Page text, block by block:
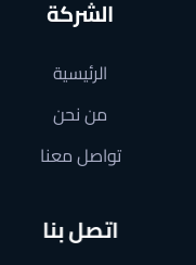
الشركة
الرئيسية
من نحن
تواصل معنا
اتصل بنا